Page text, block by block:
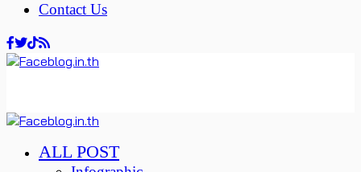
Contact Us
ALL POST